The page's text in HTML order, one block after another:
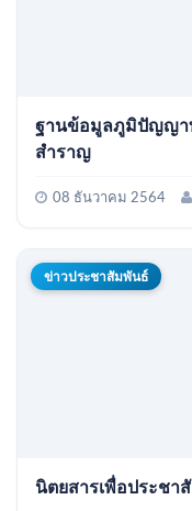
ฐานข้อมูลภูมิปัญญา
สำราญ
08 ธันวาคม 2564
ข่าวประชาสัมพันธ์
นิตยสารเพื่อประชา